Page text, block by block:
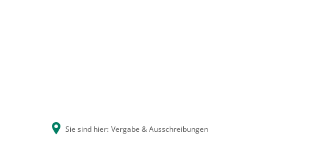
Sie sind hier: Vergabe & Ausschreibungen